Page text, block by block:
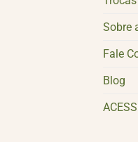
Sobre
Fale
Blog